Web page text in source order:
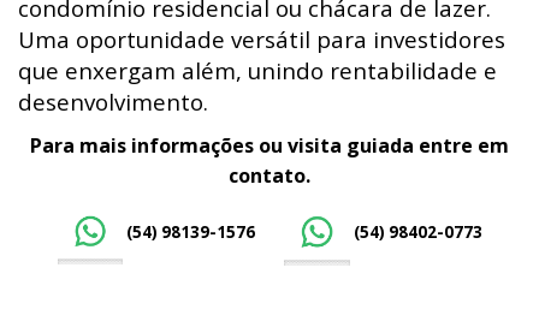
condomínio residencial ou chácara de lazer.
Uma oportunidade versátil para investidores
que enxergam além, unindo rentabilidade e
desenvolvimento.
Para mais informações ou visita guiada entre em
contato.
(54) 98139-1576 (54) 98402-0773